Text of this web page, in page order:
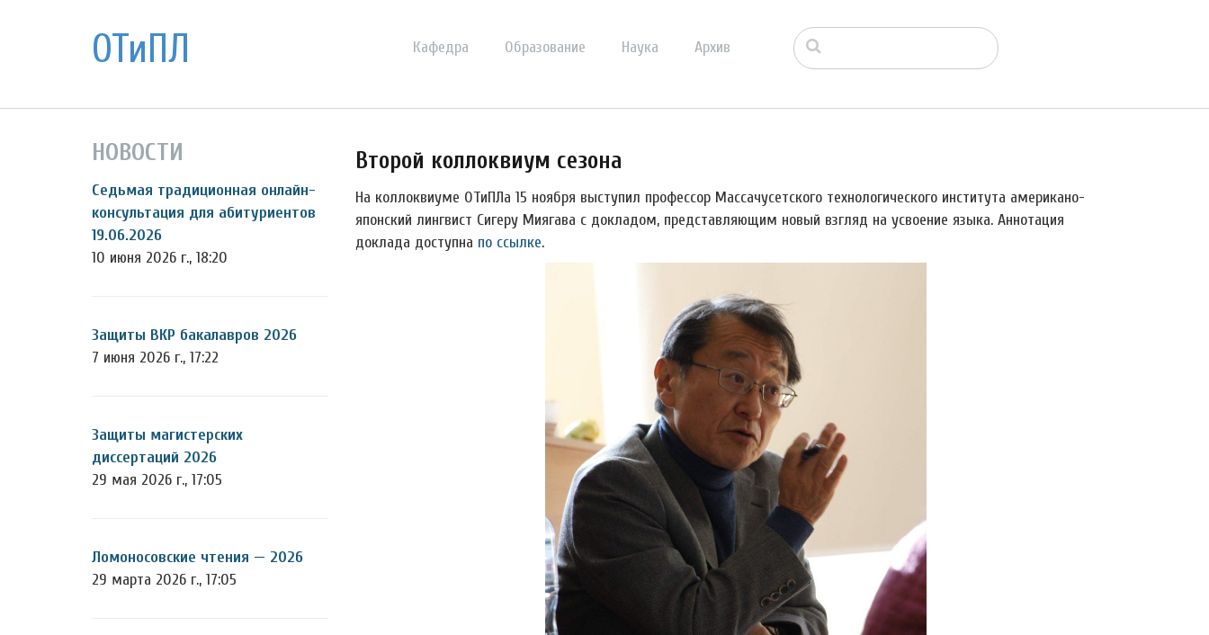
ОТиПЛ Кафедра Образование Наука Архив
НОВОСТИ
Седьмая традиционная онлайн-
консультация для абитуриентов
19.06.2026
10 июня 2026 г., 18:20
Защиты ВКР бакалавров 2026
7 июня 2026 г., 17:22
Защиты магистерских
диссертаций 2026
29 мая 2026 г., 17:05
Ломоносовские чтения — 2026
29 марта 2026 г., 17:05
Второй коллоквиум сезона
На коллоквиуме ОТиПЛа 15 ноября выступил профессор Массачусетского технологического института американо-
японский лингвист Сигеру Миягава с докладом, представляющим новый взгляд на усвоение языка. Аннотация
доклада доступна по ссылке.